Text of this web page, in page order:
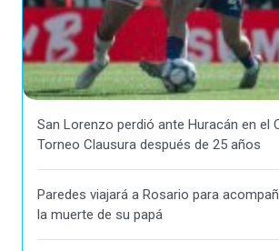
San Lorenzo perdió ante Huracán en el
Torneo Clausura después de 25 años
Paredes viajará a Rosario para
la muerte de su papá